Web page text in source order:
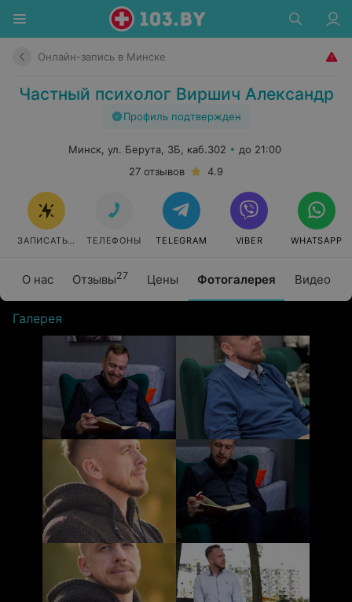
Онлайн-запись в Минске
Частный психолог Виршич Александр
Профиль подтвержден
О нас Отзывы27 Цены Фотогалерея Видео
Минск, ул. Берута, 3Б, каб.302
до 21:00
27 отзывов
4.9
ЗАПИСАТЬСЯ ТЕЛЕФОНЫ TELEGRAM VIBER WHATSAPP
Галерея